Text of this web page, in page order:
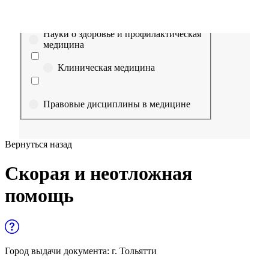
Науки о здоровье и профилактическая
медицина
Клиническая медицина
Правовые дисциплины в медицине
медицине
Образование и педагогические науки
Вернуться назад
Скорая и неотложная
помощь
Город выдачи документа: г. Тольятти